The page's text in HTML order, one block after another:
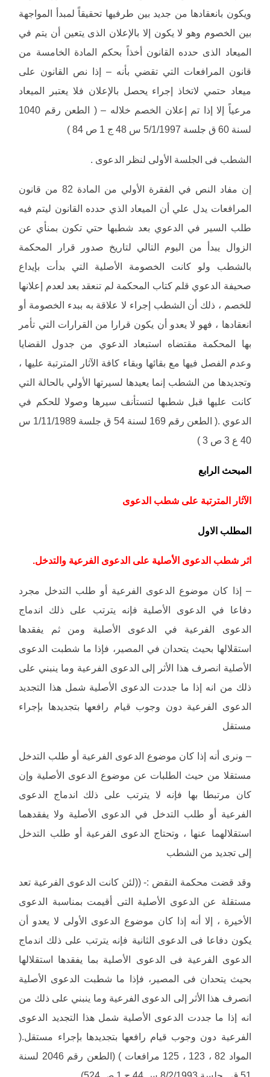
ويكون بانعقادها من جديد بين طرفيها تحقيقاً لمبدأ المواجهة
بين الخصوم وهو لا يكون إلا بالإعلان الذى يتعين أن يتم في
الميعاد الذى حدده القانون أخذاً بحكم المادة الخامسة من
قانون المرافعات التي تقضي بأنه – إذا نص القانون على
ميعاد حتمي لاتخاذ إجراء يحصل بالإعلان فلا يعتبر الميعاد
مرعياً إلا إذا تم إعلان الخصم خلاله – ( الطعن رقم 1040
لسنة 60 ق جلسة 5/1/1997 س 48 ج 1 ص 84 )
الشطب فى الجلسة الأولى لنظر الدعوى .
إن مفاد النص في الفقرة الأولي من المادة 82 من قانون
المرافعات يدل علي أن الميعاد الذي حدده القانون ليتم فيه
طلب السير في الدعوي بعد شطبها حتي تكون بمنأي عن
الزوال يبدأ من اليوم التالي لتاريخ صدور قرار المحكمة
بالشطب ولو كانت الخصومة الأصلية التي بدأت بإيداع
صحيفة الدعوي قلم كتاب المحكمة لم تنعقد بعد لعدم إعلانها
للخصم ، ذلك أن الشطب إجراء لا علاقة به ببدء الخصومة أو
انعقادها ، فهو لا يعدو أن يكون قرارا من القرارات التي تأمر
بها المحكمة مقتضاه استبعاد الدعوي من جدول القضايا
وعدم الفصل فيها مع بقائها وبقاء كافة الآثار المترتبة عليها ،
وتجديدها من الشطب إنما يعيدها لسيرتها الأولي بالحالة التي
كانت عليها قبل شطبها لتستأنف سيرها وصولا للحكم في
الدعوي .( الطعن رقم 169 لسنة 54 ق جلسة 1/11/1989 س
40 ع 3 ص 3 )
المبحث الرابع
الآثار المترتبة على شطب الدعوى
المطلب الاول
اثر شطب الدعوى الأصلية على الدعوى الفرعية والتدخل.
– إذا كان موضوع الدعوى الفرعية أو طلب التدخل مجرد
دفاعا في الدعوى الأصلية فإنه يترتب على ذلك اندماج
الدعوى الفرعية في الدعوى الأصلية ومن ثم يفقدها
استقلالها بحيث يتحدان في المصير، فإذا ما شطبت الدعوى
الأصلية انصرف هذا الأثر إلى الدعوى الفرعية وما ينبني على
ذلك من انه إذا ما جددت الدعوى الأصلية شمل هذا التجديد
الدعوى الفرعية دون وجوب قيام رافعها بتجديدها بإجراء
مستقل
– ونرى أنه إذا كان موضوع الدعوى الفرعية أو طلب التدخل
مستقلا من حيث الطلبات عن موضوع الدعوى الأصلية وإن
كان مرتبطا بها فإنه لا يترتب على ذلك اندماج الدعوى
الفرعية أو طلب التدخل في الدعوى الأصلية ولا يفقدهما
استقلالهما عنها ، وتحتاج الدعوى الفرعية أو طلب التدخل
إلى تجديد من الشطب
وقد قضت محكمة النقض :- ((لئن كانت الدعوى الفرعية تعد
مستقلة عن الدعوى الأصلية التى أقيمت بمناسبة الدعوى
الأخيرة ، إلا أنه إذا كان موضوع الدعوى الأولى لا يعدو أن
يكون دفاعا فى الدعوى الثانية فإنه يترتب على ذلك اندماج
الدعوى الفرعية فى الدعوى الأصلية بما يفقدها استقلالها
بحيث يتحدان فى المصير، فإذا ما شطبت الدعوى الأصلية
انصرف هذا الأثر إلى الدعوى الفرعية وما ينبني على ذلك من
انه إذا ما جددت الدعوى الأصلية شمل هذا التجديد الدعوى
الفرعية دون وجوب قيام رافعها بتجديدها بإجراء مستقل.(
المواد 82 ، 123 ، 125 مرافعات ) (الطعن رقم 2046 لسنة